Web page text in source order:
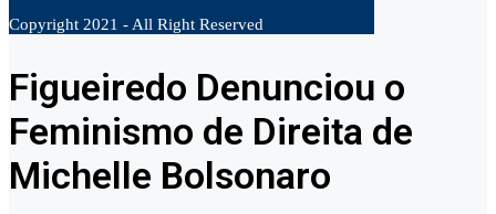
Copyright 2021 - All Right Reserved
Figueiredo Denunciou o
Feminismo de Direita de
Michelle Bolsonaro